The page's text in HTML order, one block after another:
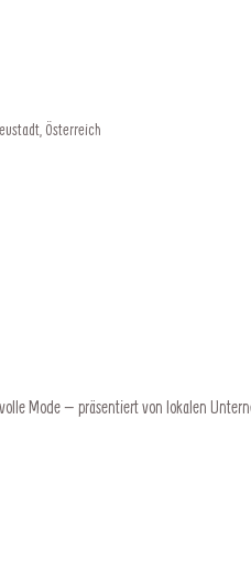
Österreich
Mode – präsentiert von lokalen